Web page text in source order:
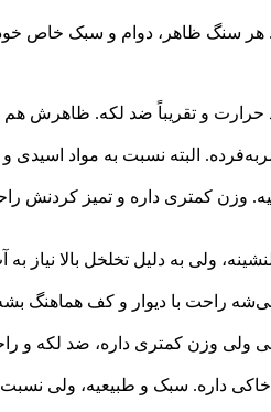
وزن کمتری داره و تمیز